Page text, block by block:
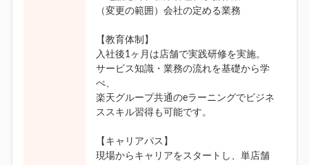
（変更の範囲）会社の定める業務
【教育体制】
入社後1ヶ月は店舗で実践研修を実施。
サービス知識・業務の流れを基礎から学
べ、
楽天グループ共通のeラーニングでビジネ
ススキル習得も可能です。
【キャリアパス】
現場からキャリアをスタートし、単店舗